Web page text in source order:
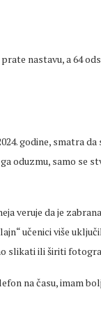
nastavu, a 64
godine, smatra
oduzmu, samo se
veruje da je zabrana
učenici više
slikati ili širiti
načasu, imam